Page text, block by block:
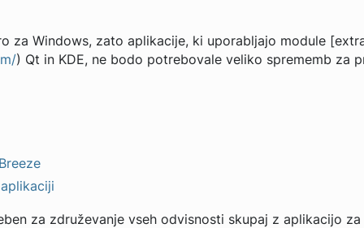
za Windows, zato aplikacije, ki uporabljajo module
) Qt in KDE, ne bodo potrebovale veliko sprememb za
za združevanje vseh odvisnosti skupaj z aplikacijo